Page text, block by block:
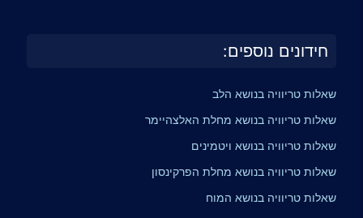
חידונים נוספים:
שאלות טריוויה בנושא הלב
שאלות טריוויה בנושא מחלת האלצהיימר
שאלות טריוויה בנושא ויטמינים
שאלות טריוויה בנושא מחלת הפרקינסון
שאלות טריוויה בנושא המוח